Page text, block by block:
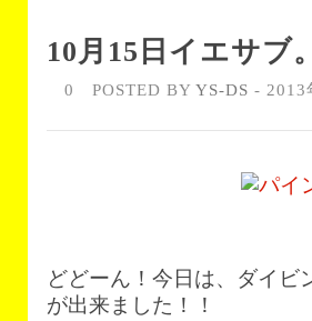
10月15日イエサブ。
0 POSTED BY YS-DS - 2013
どどーん！今日は、ダイビ
が出来ました！！